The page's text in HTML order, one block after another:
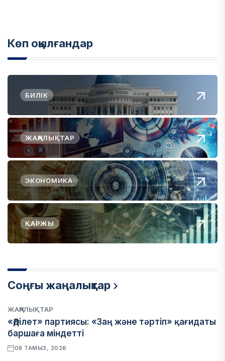
Көп оқылғандар
БИЛІК
ЖАҢАЛЫҚТАР
ЭКОНОМИКА
ҚАРЖЫ
Соңғы жаңалықтар
ЖАҢАЛЫҚТАР
«Әділет» партиясы: «Заң және тәртіп» қағидаты
баршаға міндетті
08 ТАМЫЗ, 2026